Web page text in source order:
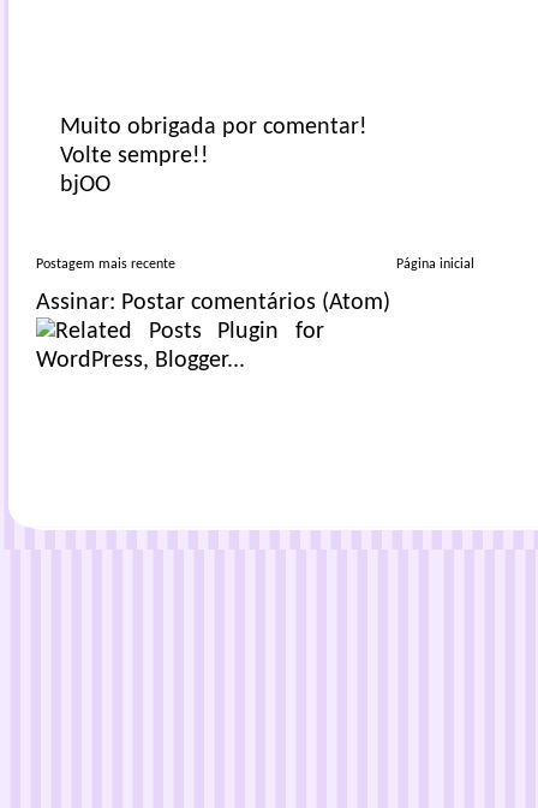
Muito obrigada por comentar!
Volte sempre!!
bjOO
Postagem mais recente Página inicial
Assinar: Postar comentários (Atom)